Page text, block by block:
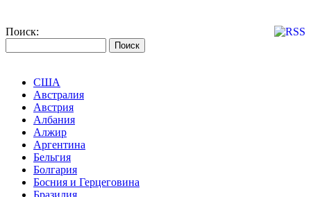
Поиск:
США
Австралия
Австрия
Албания
Алжир
Аргентина
Бельгия
Болгария
Босния и Герцеговина